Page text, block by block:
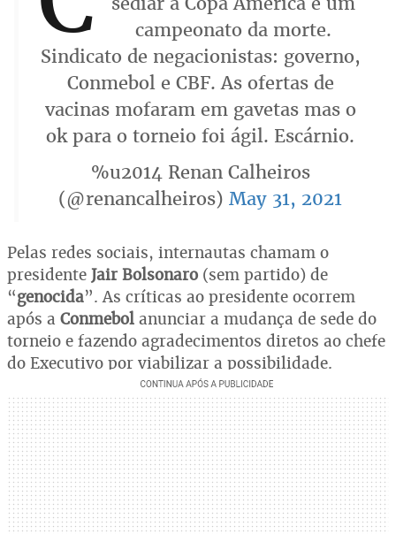
campeonato da morte.
Sindicato de negacionistas: governo,
Conmebol e CBF. As ofertas de
vacinas mofaram em gavetas mas o
ok para o torneio foi ágil. Escárnio.
%u2014 Renan Calheiros
(@renancalheiros) May 31, 2021
Pelas redes sociais, internautas chamam o
presidente Jair Bolsonaro (sem partido) de
“genocida”. As críticas ao presidente ocorrem
após a Conmebol anunciar a mudança de sede do
torneio e fazendo agradecimentos diretos ao chefe
do Executivo por viabilizar a possibilidade.